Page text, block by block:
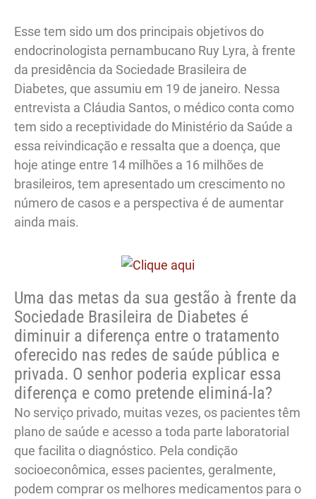
Esse tem sido um dos principais objetivos do
endocrinologista pernambucano Ruy Lyra, à frente
da presidência da Sociedade Brasileira de
Diabetes, que assumiu em 19 de janeiro. Nessa
entrevista a Cláudia Santos, o médico conta como
tem sido a receptividade do Ministério da Saúde a
essa reivindicação e ressalta que a doença, que
hoje atinge entre 14 milhões a 16 milhões de
brasileiros, tem apresentado um crescimento no
número de casos e a perspectiva é de aumentar
ainda mais.
Uma das metas da sua gestão à frente da
Sociedade Brasileira de Diabetes é
diminuir a diferença entre o tratamento
oferecido nas redes de saúde pública e
privada. O senhor poderia explicar essa
diferença e como pretende eliminá-la?
No serviço privado, muitas vezes, os pacientes têm
plano de saúde e acesso a toda parte laboratorial
que facilita o diagnóstico. Pela condição
socioeconômica, esses pacientes, geralmente,
podem comprar os melhores medicamentos para o